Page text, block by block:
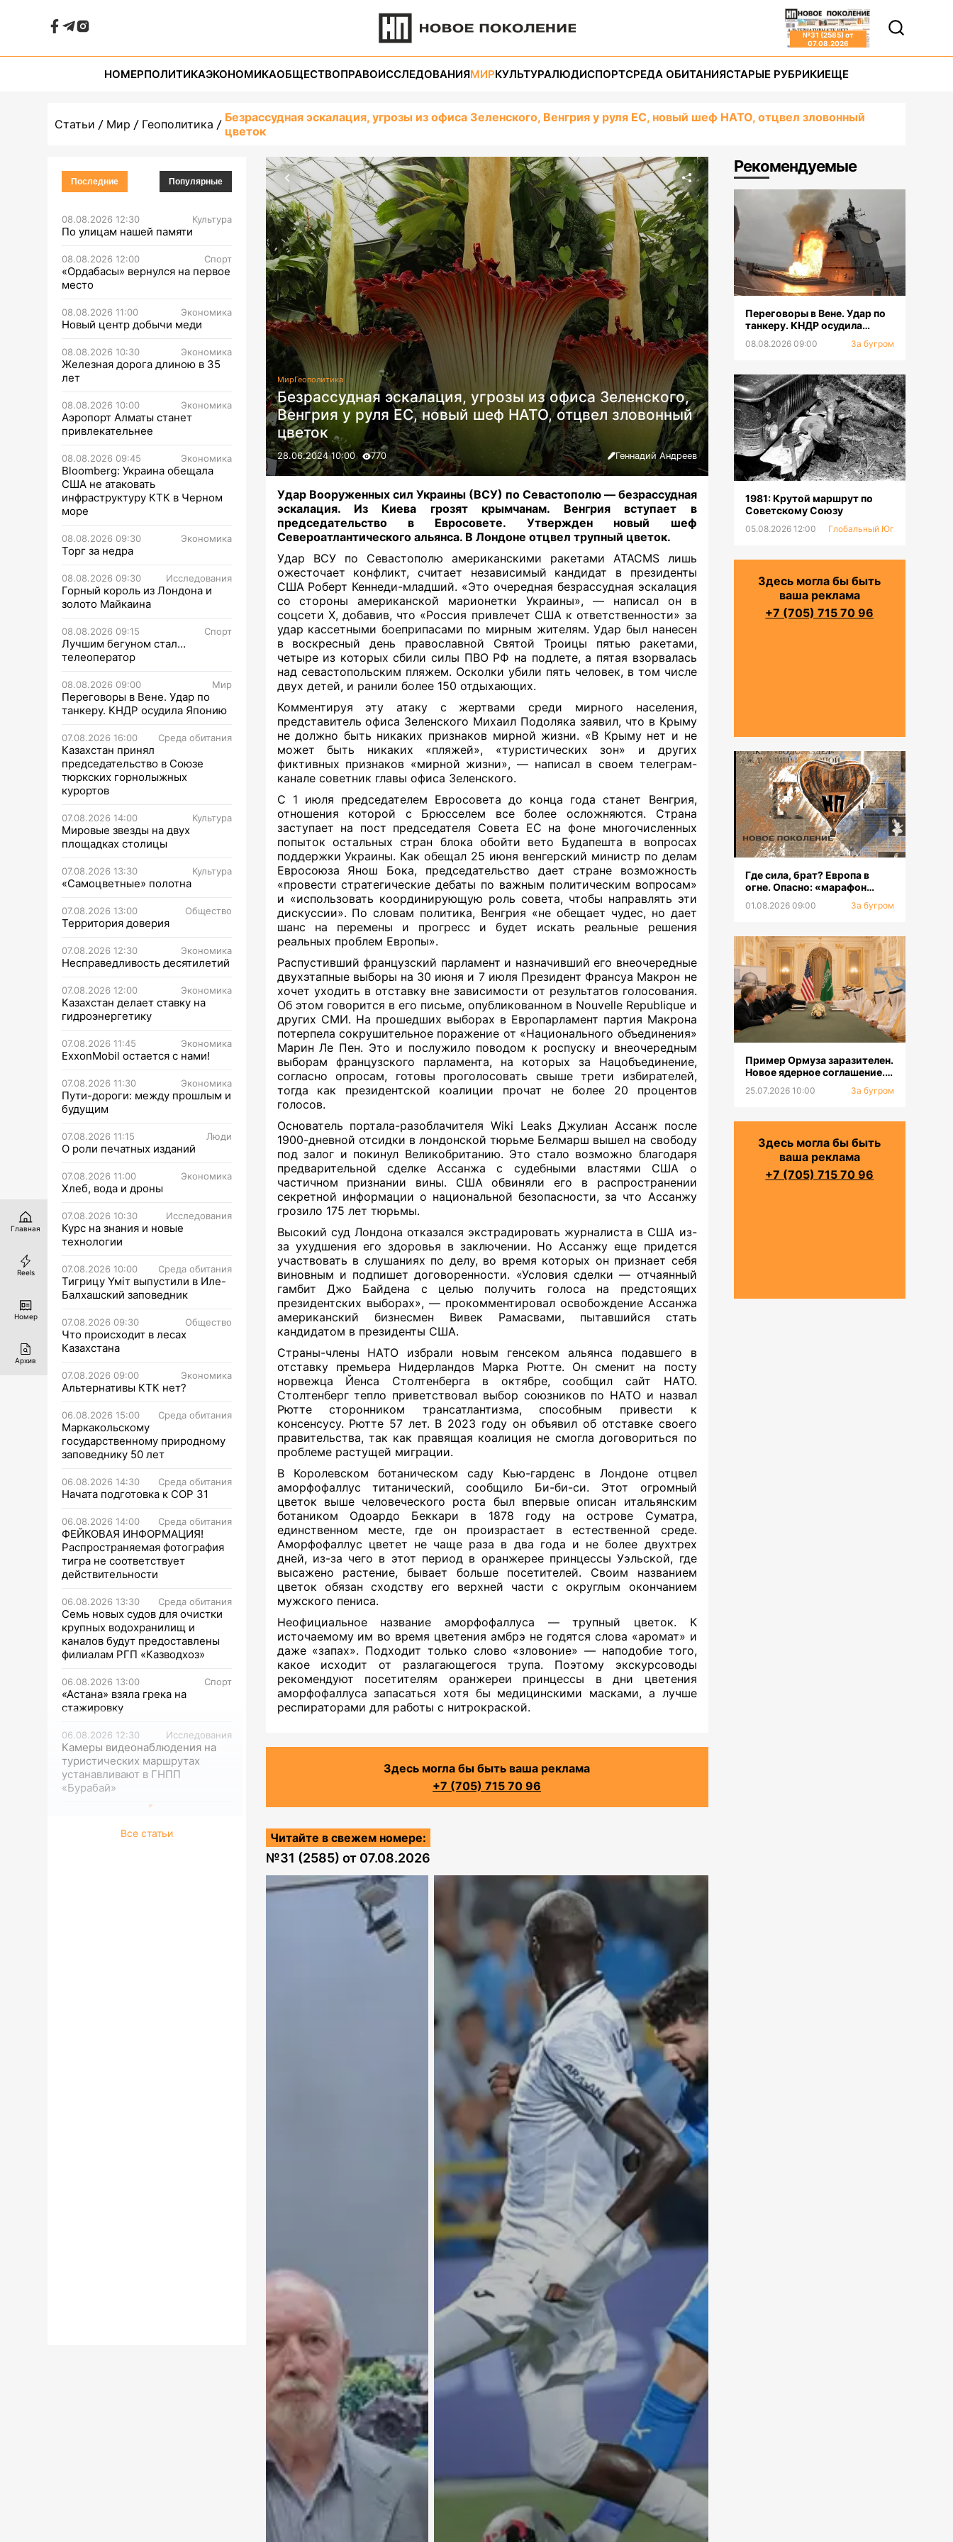
№31 (2585) от
07.08.2026
НОМЕРПОЛИТИКАЭКОНОМИКАОБЩЕСТВОПРАВОИССЛЕДОВАНИЯМИРКУЛЬТУРАЛЮДИСПОРТСРЕДА ОБИТАНИЯСТАРЫЕ РУБРИКИЕЩЕ
Статьи Мир Геополитика
Безрассудная эскалация, угрозы из офиса Зеленского, Венгрия у руля ЕС, новый шеф НАТО, отцвел зловонный
цветок
Последние Популярные
08.08.2026 12:30 Культура
По улицам нашей памяти
08.08.2026 12:00 Спорт
«Ордабасы» вернулся на первое
место
08.08.2026 11:00 Экономика
Новый центр добычи меди
08.08.2026 10:30 Экономика
Железная дорога длиною в 35
лет
08.08.2026 10:00 Экономика
Аэропорт Алматы станет
привлекательнее
08.08.2026 09:45 Экономика
Bloomberg: Украина обещала
США не атаковать
инфраструктуру КТК в Черном
море
08.08.2026 09:30 Экономика
Торг за недра
08.08.2026 09:30 Исследования
Горный король из Лондона и
золото Майкаина
08.08.2026 09:15 Спорт
Лучшим бегуном стал…
телеоператор
08.08.2026 09:00 Мир
Переговоры в Вене. Удар по
танкеру. КНДР осудила Японию
07.08.2026 16:00 Среда обитания
Казахстан принял
председательство в Союзе
тюркских горнолыжных
курортов
07.08.2026 14:00 Культура
Мировые звезды на двух
площадках столицы
07.08.2026 13:30 Культура
«Самоцветные» полотна
07.08.2026 13:00 Общество
Территория доверия
07.08.2026 12:30 Экономика
Несправедливость десятилетий
07.08.2026 12:00 Экономика
Казахстан делает ставку на
гидроэнергетику
07.08.2026 11:45 Экономика
ExxonMobil остается с нами!
07.08.2026 11:30 Экономика
Пути-дороги: между прошлым и
будущим
07.08.2026 11:15 Люди
О роли печатных изданий
07.08.2026 11:00 Экономика
Хлеб, вода и дроны
07.08.2026 10:30 Исследования
Курс на знания и новые
технологии
07.08.2026 10:00 Среда обитания
Тигрицу Үміт выпустили в Иле-
Балхашский заповедник
07.08.2026 09:30 Общество
Что происходит в лесах
Казахстана
07.08.2026 09:00 Экономика
Альтернативы КТК нет?
06.08.2026 15:00 Среда обитания
Маркакольскому
государственному природному
заповеднику 50 лет
06.08.2026 14:30 Среда обитания
Начата подготовка к СОР 31
06.08.2026 14:00 Среда обитания
ФЕЙКОВАЯ ИНФОРМАЦИЯ!
Распространяемая фотография
тигра не соответствует
действительности
06.08.2026 13:30 Среда обитания
Семь новых судов для очистки
крупных водохранилищ и
каналов будут предоставлены
филиалам РГП «Казводхоз»
06.08.2026 13:00 Спорт
«Астана» взяла грека на
стажировку
06.08.2026 12:30 Исследования
Камеры видеонаблюдения на
туристических маршрутах
устанавливают в ГНПП
«Бурабай»
Все статьи
МирГеополитика
Безрассудная эскалация, угрозы из офиса Зеленского,
Венгрия у руля ЕС, новый шеф НАТО, отцвел зловонный
цветок
28.06.2024 10:00 770 Геннадий Андреев
Удар Вооруженных сил Украины (ВСУ) по Севастополю — безрассудная
эскалация. Из Киева грозят крымчанам. Венгрия вступает в
председательство в Евросовете. Утвержден новый шеф
Североатлантического альянса. В Лондоне отцвел трупный цветок.
Удар ВСУ по Севастополю американскими ракетами ATACMS лишь
ожесточает конфликт, считает независимый кандидат в президенты
США Роберт Кеннеди-младший. «Это очередная безрассудная эскалация
со стороны американской марионетки Украины», — написал он в
соцсети Х, добавив, что «Россия привлечет США к ответственности» за
удар кассетными боеприпасами по мирным жителям. Удар был нанесен
в воскресный день православной Святой Троицы пятью ракетами,
четыре из которых сбили силы ПВО РФ на подлете, а пятая взорвалась
над севастопольским пляжем. Осколки убили пять человек, в том числе
двух детей, и ранили более 150 отдыхающих.
Комментируя эту атаку с жертвами среди мирного населения,
представитель офиса Зеленского Михаил Подоляка заявил, что в Крыму
не должно быть никаких признаков мирной жизни. «В Крыму нет и не
может быть никаких «пляжей», «туристических зон» и других
фиктивных признаков «мирной жизни», — написал в своем телеграм-
канале советник главы офиса Зеленского.
С 1 июля председателем Евросовета до конца года станет Венгрия,
отношения которой с Брюсселем все более осложняются. Страна
заступает на пост председателя Совета ЕС на фоне многочисленных
попыток остальных стран блока обойти вето Будапешта в вопросах
поддержки Украины. Как обещал 25 июня венгерский министр по делам
Евросоюза Янош Бока, председательство дает стране возможность
«провести стратегические дебаты по важным политическим вопросам»
и «использовать координирующую роль совета, чтобы направлять эти
дискуссии». По словам политика, Венгрия «не обещает чудес, но дает
шанс на перемены и прогресс и будет искать реальные решения
реальных проблем Европы».
Распустивший французский парламент и назначивший его внеочередные
двухэтапные выборы на 30 июня и 7 июля Президент Франсуа Макрон не
хочет уходить в отставку вне зависимости от результатов голосования.
Об этом говорится в его письме, опубликованном в Nouvelle Republique и
других СМИ. На прошедших выборах в Европарламент партия Макрона
потерпела сокрушительное поражение от «Национального объединения»
Марин Ле Пен. Это и послужило поводом к роспуску и внеочередным
выборам французского парламента, на которых за Нацобъединение,
согласно опросам, готовы проголосовать свыше трети избирателей,
тогда как президентской коалиции прочат не более 20 процентов
голосов.
Основатель портала-разоблачителя Wiki Leaks Джулиан Ассанж после
1900-дневной отсидки в лондонской тюрьме Белмарш вышел на свободу
под залог и покинул Великобританию. Это стало возможно благодаря
предварительной сделке Ассанжа с судебными властями США о
частичном признании вины. США обвиняли его в распространении
секретной информации о национальной безопасности, за что Ассанжу
грозило 175 лет тюрьмы.
Высокий суд Лондона отказался экстрадировать журналиста в США из-
за ухудшения его здоровья в заключении. Но Ассанжу еще придется
участвовать в слушаниях по делу, во время которых он признает себя
виновным и подпишет договоренности. «Условия сделки — отчаянный
гамбит Джо Байдена с целью получить голоса на предстоящих
президентских выборах», — прокомментировал освобождение Ассанжа
американский бизнесмен Вивек Рамасвами, пытавшийся стать
кандидатом в президенты США.
Страны-члены НАТО избрали новым генсеком альянса подавшего в
отставку премьера Нидерландов Марка Рютте. Он сменит на посту
норвежца Йенса Столтенберга в октябре, сообщил сайт НАТО.
Столтенберг тепло приветствовал выбор союзников по НАТО и назвал
Рютте сторонником трансатлантизма, способным привести к
консенсусу. Рютте 57 лет. В 2023 году он объявил об отставке своего
правительства, так как правящая коалиция не смогла договориться по
проблеме растущей миграции.
В Королевском ботаническом саду Кью-гарденс в Лондоне отцвел
аморфофаллус титанический, сообщило Би-би-си. Этот огромный
цветок выше человеческого роста был впервые описан итальянским
ботаником Одоардо Беккари в 1878 году на острове Суматра,
единственном месте, где он произрастает в естественной среде.
Аморфофаллус цветет не чаще раза в два года и не более двухтрех
дней, из-за чего в этот период в оранжерее принцессы Уэльской, где
высажено растение, бывает больше посетителей. Своим названием
цветок обязан сходству его верхней части с округлым окончанием
мужского пениса.
Неофициальное название аморфофаллуса — трупный цветок. К
источаемому им во время цветения амбрэ не годятся слова «аромат» и
даже «запах». Подходит только слово «зловоние» — наподобие того,
какое исходит от разлагающегося трупа. Поэтому экскурсоводы
рекомендуют посетителям оранжереи принцессы в дни цветения
аморфофаллуса запасаться хотя бы медицинскими масками, а лучше
респираторами для работы с нитрокраской.
Здесь могла бы быть ваша реклама
+7 (705) 715 70 96
Читайте в свежем номере:
№31 (2585) от 07.08.2026
Рекомендуемые
Переговоры в Вене. Удар по
танкеру. КНДР осудила
08.08.2026 09:00 За бугром
1981: Крутой маршрут по
Советскому Союзу
05.08.2026 12:00 Глобальный Юг
Здесь могла бы быть
ваша реклама
+7 (705) 715 70 96
Где сила, брат? Европа в
огне. Опасно: «марафон
01.08.2026 09:00 За бугром
Пример Ормуза заразителен.
Новое ядерное соглашение.
25.07.2026 10:00 За бугром
Здесь могла бы быть
ваша реклама
+7 (705) 715 70 96
Главная
Reels
Номер
Архив